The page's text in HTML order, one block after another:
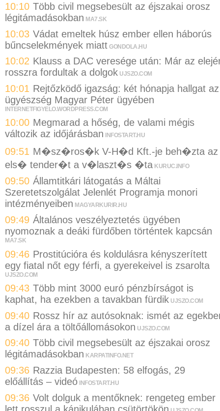
10:10 Több civil megsebesült az éjszakai orosz
légitámadásokban MA7.SK
10:03 Vádat emeltek húsz ember ellen háborús
bűncselekmények miatt GONDOLA.HU
10:02 Klauss a DAC veresége után: Már az
rosszra fordultak a dolgok UJSZO.COM
10:01 Rejtőzködő igazság: két hónapja hallgat az
ügyészség Magyar Péter ügyében
INTERNETFIGYELO.WORDPRESS.COM
10:00 Megmarad a hőség, de valami mégis
változik az időjárásban
INFOSTART.HU
09:51 M�sz�ros�k V-H�d Kft.-je beh�zta az
els� tender�t a v�laszt�s �ta KURUC.INFO
09:50 Államtitkári látogatás a Máltai
Szeretetszolgálat Jelenlét Programja monori
intézményeiben MAGYARKURIR.HU
09:49 Általános veszélyeztetés ügyében
nyomoznak a deáki fürdőben történtek kapcsán
MA7.SK
09:46 Prostitúcióra és koldulásra kényszerített
egy fiatal nőt egy férfi, a gyerekeivel is zsarolta
UJSZO.COM
09:43 Több mint 3000 euró pénzbírságot is
kaphat, ha ezekben a tavakban fürdik UJSZO.COM
09:40 Rossz hír az autósoknak: ismét az
a dízel ára a töltőállomásokon UJSZO.COM
09:40 Több civil megsebesült az éjszakai orosz
légitámadásokban KARPATINFO.NET
09:36 Razzia Budapesten: 58 elfogás, 29
előállítás – videó INFOSTART.HU
09:36 Volt dolguk a mentőknek: rengeteg ember